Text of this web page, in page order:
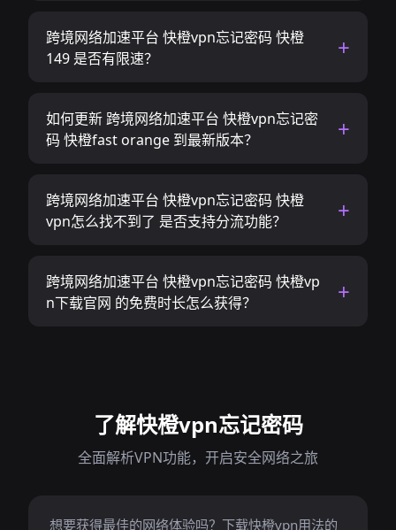
跨境网络加速平台 快橙vpn忘记密码 快橙
149 是否有限速？
如何更新 跨境网络加速平台 快橙vpn忘记密
码 快橙fast orange 到最新版本？
跨境网络加速平台 快橙vpn忘记密码 快橙
vpn怎么找不到了 是否支持分流功能？
跨境网络加速平台 快橙vpn忘记密码 快橙vp
n下载官网 的免费时长怎么获得？
了解快橙vpn忘记密码
全面解析VPN功能，开启安全网络之旅
想要获得最佳的网络体验吗？下载快橙vpn用法的